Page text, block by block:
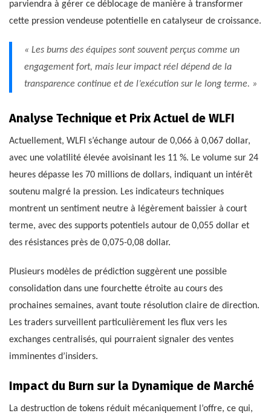
parviendra à gérer ce déblocage de manière à transformer
cette pression vendeuse potentielle en catalyseur de croissance.
« Les burns des équipes sont souvent perçus comme un
engagement fort, mais leur impact réel dépend de la
transparence continue et de l’exécution sur le long terme. »
Analyse Technique et Prix Actuel de WLFI
Actuellement, WLFI s’échange autour de 0,066 à 0,067 dollar,
avec une volatilité élevée avoisinant les 11 %. Le volume sur 24
heures dépasse les 70 millions de dollars, indiquant un intérêt
soutenu malgré la pression. Les indicateurs techniques
montrent un sentiment neutre à légèrement baissier à court
terme, avec des supports potentiels autour de 0,055 dollar et
des résistances près de 0,075-0,08 dollar.
Plusieurs modèles de prédiction suggèrent une possible
consolidation dans une fourchette étroite au cours des
prochaines semaines, avant toute résolution claire de direction.
Les traders surveillent particulièrement les flux vers les
exchanges centralisés, qui pourraient signaler des ventes
imminentes d’insiders.
Impact du Burn sur la Dynamique de Marché
La destruction de tokens réduit mécaniquement l’offre, ce qui,